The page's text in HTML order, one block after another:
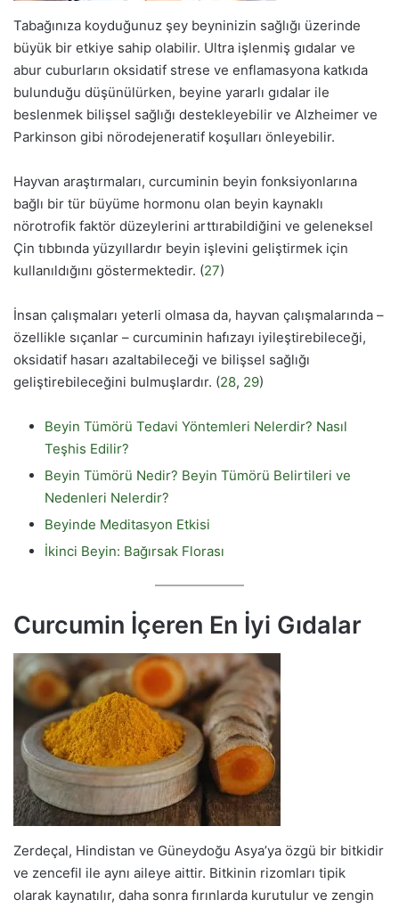
Tabağınıza koyduğunuz şey beyninizin sağlığı üzerinde
büyük bir etkiye sahip olabilir. Ultra işlenmiş gıdalar ve
abur cuburların oksidatif strese ve enflamasyona katkıda
bulunduğu düşünülürken, beyine yararlı gıdalar ile
beslenmek bilişsel sağlığı destekleyebilir ve Alzheimer ve
Parkinson gibi nörodejeneratif koşulları önleyebilir.
Hayvan araştırmaları, curcuminin beyin fonksiyonlarına
bağlı bir tür büyüme hormonu olan beyin kaynaklı
nörotrofik faktör düzeylerini arttırabildiğini ve geleneksel
Çin tıbbında yüzyıllardır beyin işlevini geliştirmek için
kullanıldığını göstermektedir. (27)
İnsan çalışmaları yeterli olmasa da, hayvan çalışmalarında –
özellikle sıçanlar – curcuminin hafızayı iyileştirebileceği,
oksidatif hasarı azaltabileceği ve bilişsel sağlığı
geliştirebileceğini bulmuşlardır. (28, 29)
Beyin Tümörü Tedavi Yöntemleri Nelerdir? Nasıl
Teşhis Edilir?
Beyin Tümörü Nedir? Beyin Tümörü Belirtileri ve
Nedenleri Nelerdir?
Beyinde Meditasyon Etkisi
İkinci Beyin: Bağırsak Florası
Curcumin İçeren En İyi Gıdalar
Zerdeçal, Hindistan ve Güneydoğu Asya’ya özgü bir bitkidir
ve zencefil ile aynı aileye aittir. Bitkinin rizomları tipik
olarak kaynatılır, daha sonra fırınlarda kurutulur ve zengin